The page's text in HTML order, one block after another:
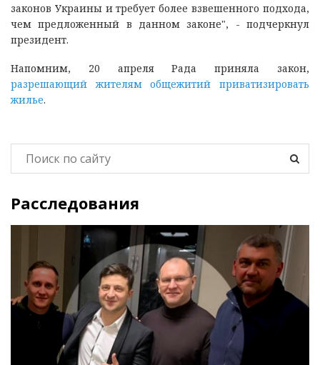
законов Украины и требует более взвешенного подхода,
чем предложенный в данном законе", - подчеркнул
президент.
Напомним, 20 апреля Рада приняла закон,
разрешающий жителям общежитий приватизировать
жилье.
Расследования